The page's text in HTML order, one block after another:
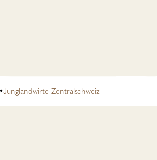
•Junglandwirte Zentralschweiz